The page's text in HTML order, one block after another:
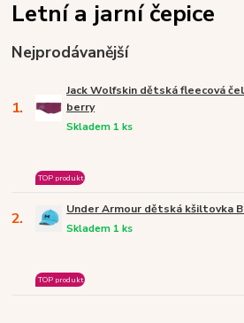
Letní a jarní čepice
Nejprodávanější
1.
Jack Wolfskin dětská fleecová
berry
Skladem 1 ks
TOP produkt
2. Under Armour dětská kšiltovka
Skladem 1 ks
TOP produkt